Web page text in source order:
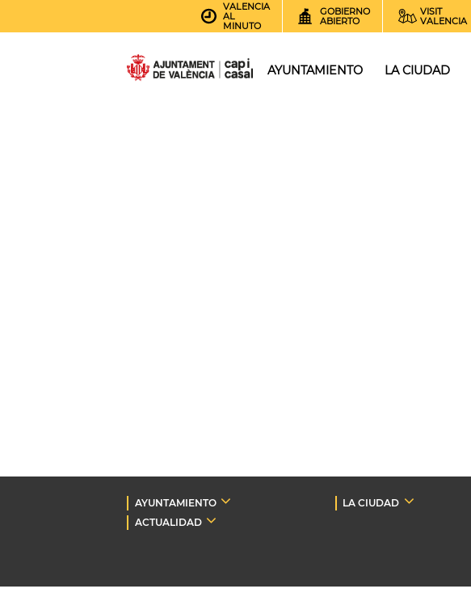
VALENCIA
AL
MINUTO
GOBIERNO
ABIERTO
VISIT
VALENCIA
AYUNTAMIENTO LA CIUDAD
AYUNTAMIENTO LA CIUDAD
ACTUALIDAD